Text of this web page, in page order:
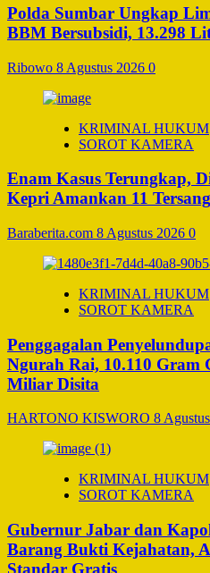
Polda Sumbar Ungkap
BBM Bersubsidi, 13.298
Ribowo 8 Agustus 2026 0
KRIMINAL HUKUM
SOROT KAMERA
Enam Kasus Terungkap,
Kepri Amankan 11
Baraberita.com 8 Agustus 2026 0
KRIMINAL HUKUM
SOROT KAMERA
Penggagalan
Ngurah Rai, 10.110 Gram
Miliar Disita
HARTONO KISWORO 8
KRIMINAL HUKUM
SOROT KAMERA
Gubernur Jabar dan
Barang Bukti Kejahatan,
Standar Gratis